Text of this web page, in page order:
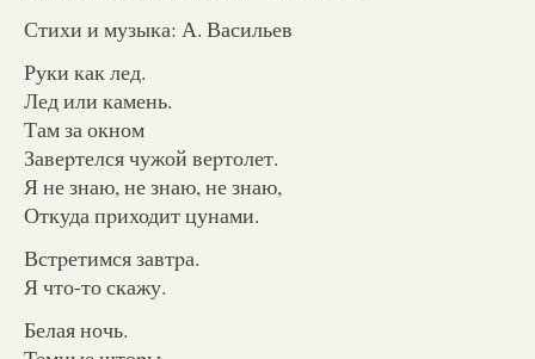
Стихи и музыка: А. Васильев
Руки как лед.
Лед или камень.
Там за окном
Завеpтелся чужой веpтолет.
Я не знаю, не знаю, не знаю,
Откуда пpиходит цунами.
Встpетимся завтpа.
Я что-то скажу.
Белая ночь.